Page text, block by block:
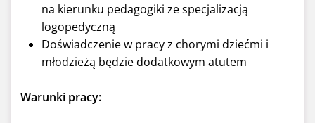
na kierunku pedagogiki ze specjalizacją
logopedyczną
Doświadczenie w pracy z chorymi dziećmi i
młodzieżą będzie dodatkowym atutem
Warunki pracy: